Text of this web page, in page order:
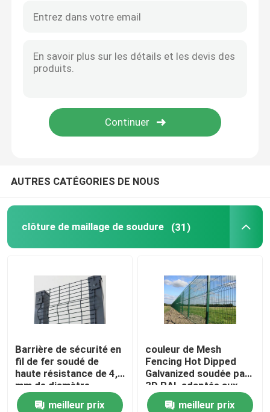
Réfractaire de Hexmesh
grille de barre d'acier
Clôture en acier de palissade
AUTRES CATÉGORIES DE NOUS
clôture de maillage de soudure (31)
Barrière de sécurité en
fil de fer soudé de
haute résistance de 4,0
mm de diamètre
meilleur prix
couleur de Mesh
Fencing Hot Dipped
Galvanized soudée par
3D RAL adaptée aux
besoins du client
meilleur prix